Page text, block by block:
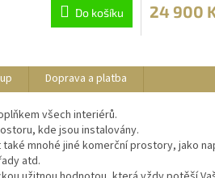
Do košíku 24 900
Doprava a platba
všech interiérů.
kde jsou instalovány.
mnohé jiné komerční prostory, jako
atd.